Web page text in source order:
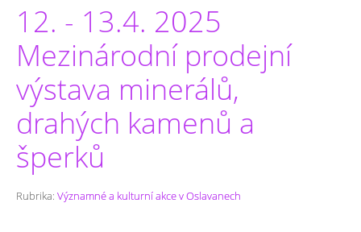
12. - 13.4. 2025
Mezinárodní prodejní
výstava minerálů,
drahých kamenů a
šperků
Rubrika: Významné a kulturní akce v Oslavanech